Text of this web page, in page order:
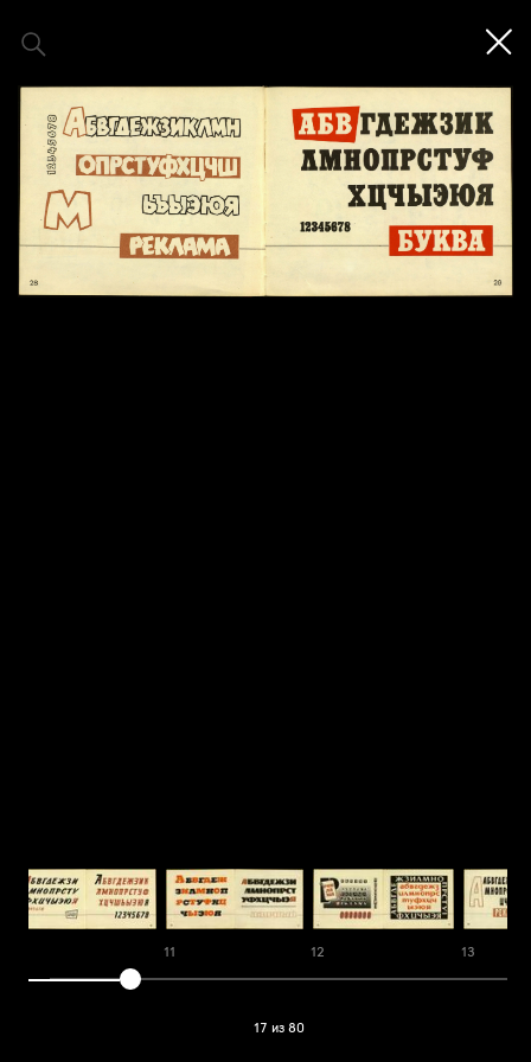
11 12 13
17 из 80